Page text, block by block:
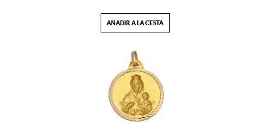
AÑADIR A LA CESTA